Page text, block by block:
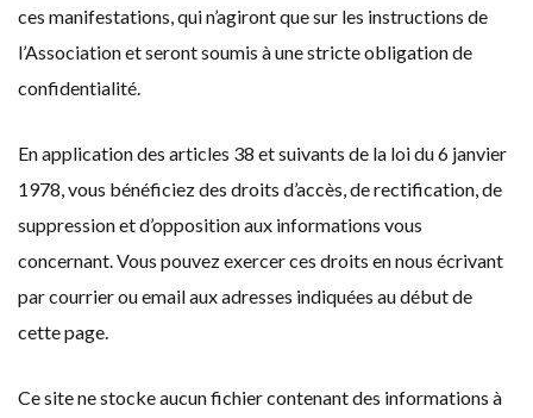
ces manifestations, qui n’agiront que sur les instructions de
l’Association et seront soumis à une stricte obligation de
confidentialité.
En application des articles 38 et suivants de la loi du 6 janvier
1978, vous bénéficiez des droits d’accès, de rectification, de
suppression et d’opposition aux informations vous
concernant. Vous pouvez exercer ces droits en nous écrivant
par courrier ou email aux adresses indiquées au début de
cette page.
Ce site ne stocke aucun fichier contenant des informations à